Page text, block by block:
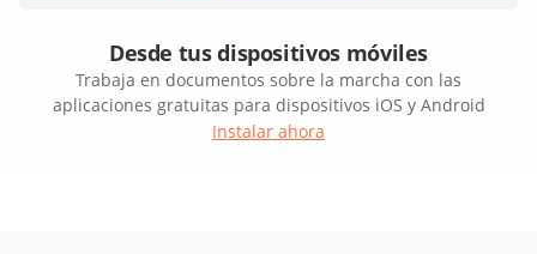
Desde tus dispositivos móviles
Trabaja en documentos sobre la marcha con las
aplicaciones gratuitas para dispositivos iOS y Android
Instalar ahora